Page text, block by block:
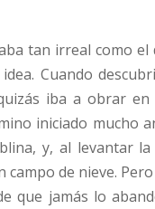
tan irreal como el
Cuando
iba a obrar
iniciado mucho
y, al levantar
de nieve.
que jamás lo